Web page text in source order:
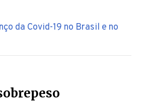
da Covid-19 no Brasil e no